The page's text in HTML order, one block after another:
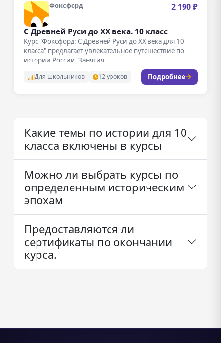
Фоксфорд 2 190 ₽
С Древней Руси до ХХ века. 10 класс
Курс "Фоксфорд: С Древней Руси до ХХ века для 10
класса" предлагает увлекательное путешествие по
истории России. Занятия…
Для школьников 12 уроков Подробнее
Какие темы по истории для 10
класса включены в курсы
Можно ли выбрать курсы по
определенным историческим
эпохам
Предоставляются ли
сертификаты по окончании
курса.